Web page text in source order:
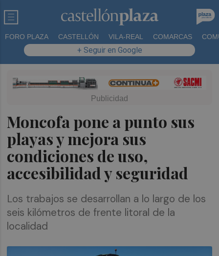
FORO PLAZA CASTELLÓN VILA-REAL COMARCAS
+ Seguir en Google
Moncofa pone a punto sus
playas y mejora sus
condiciones de uso,
accesibilidad y seguridad
Los trabajos se desarrollan a lo largo de los
seis kilómetros de frente litoral de la
localidad